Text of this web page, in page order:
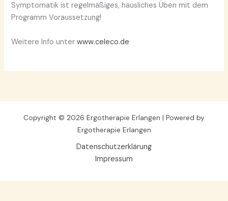
Symptomatik ist regelmäßiges, häusliches Üben mit dem
Programm Voraussetzung!
Weitere Info unterwww.celeco.de
Copyright © 2026 Ergotherapie Erlangen | Powered by
Ergotherapie Erlangen
Datenschutzerklärung
Impressum